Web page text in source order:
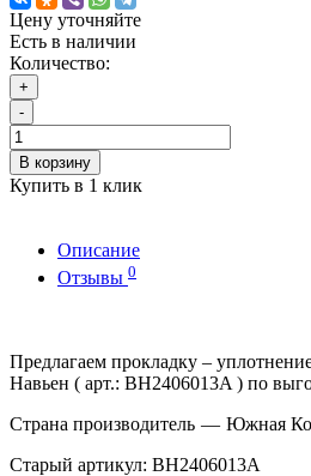
Цену уточняйте
Есть в наличии
Количество:
+
-
В корзину
Купить в 1 клик
Описание
Отзывы 0
Предлагаем прокладку –
Навьен ( арт.: BH2406013A ) по
Страна производитель — Южная
Старый артикул: BH2406013A